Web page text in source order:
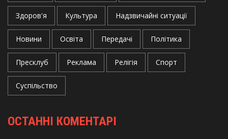
Здоров'я Культура Надзвичайні ситуації
Новини Освіта Передачі Політика
Пресклуб Реклама Релігія Спорт
Суспільство
ОСТАННІ КОМЕНТАРІ